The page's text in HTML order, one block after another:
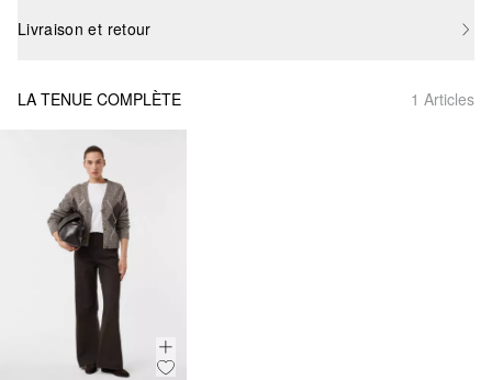
Livraison et retour
LA TENUE COMPLÈTE 1 Articles